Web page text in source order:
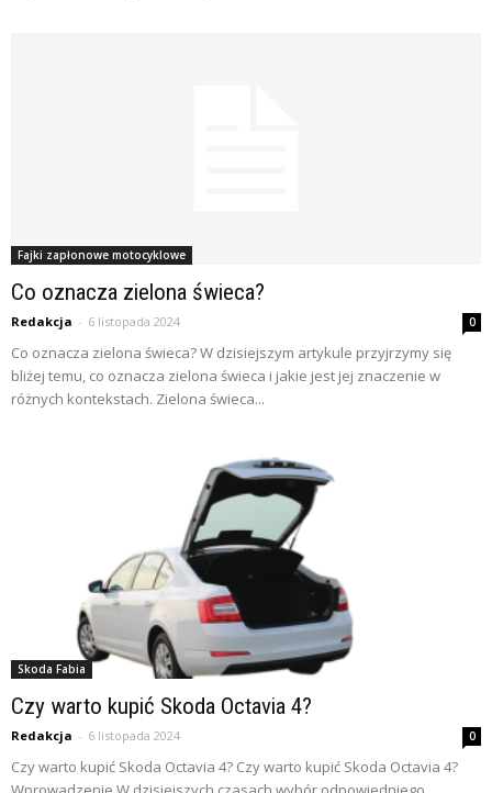
Fajki zapłonowe motocyklowe
Co oznacza zielona świeca?
Redakcja - 6 listopada 2024 0
Co oznacza zielona świeca? W dzisiejszym artykule przyjrzymy się
bliżej temu, co oznacza zielona świeca i jakie jest jej znaczenie w
różnych kontekstach. Zielona świeca...
Skoda Fabia
Czy warto kupić Skoda Octavia 4?
Redakcja - 6 listopada 2024 0
Czy warto kupić Skoda Octavia 4? Czy warto kupić Skoda Octavia 4?